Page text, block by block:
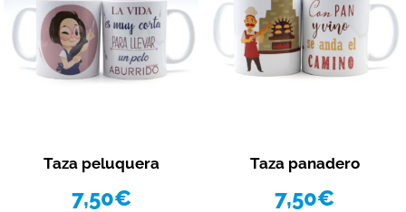
Taza peluquera
7,50€
Taza panadero
7,50€